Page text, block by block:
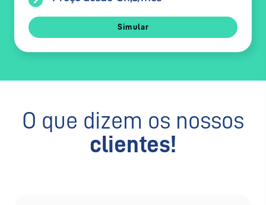
Simular
O que dizem os nossos
clientes!